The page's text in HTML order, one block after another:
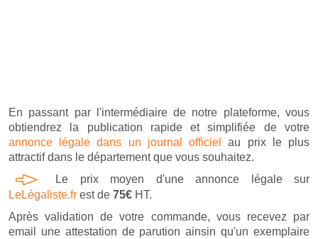
En passant par l'intermédiaire de notre plateforme, vous
obtiendrez la publication rapide et simplifiée de votre
annonce légale dans un journal officiel
au prix le plus
attractif dans le département que vous souhaitez.
Le prix moyen d'une annonce légale sur
LeLégaliste.fr est de 75€ HT.
Après validation de votre commande, vous recevez par
email une attestation de parution ainsin qu'un exemplaire